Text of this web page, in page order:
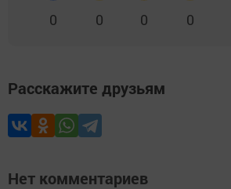
0 0 0 0
Расскажите друзьям
Нет комментариев